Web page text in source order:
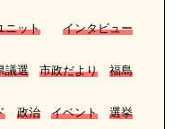
ニット インタビュー
議選 市政だより 福島
政治 イベント 選挙